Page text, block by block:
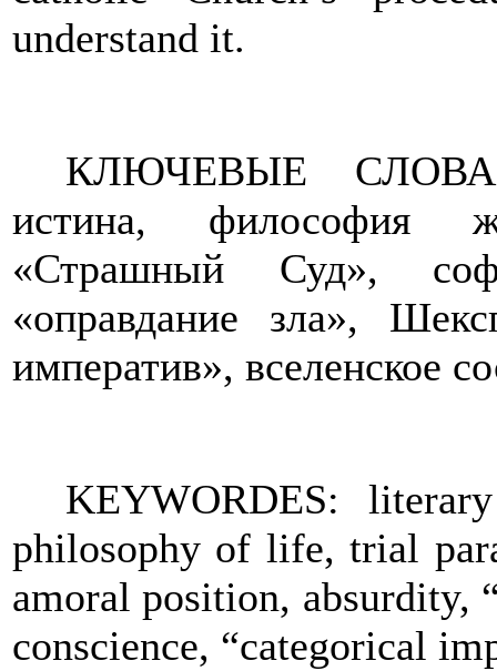
understand it.
КЛЮЧЕВЫЕ
истина, философия
«Страшный Суд»,
«оправдание зла»,
императив», вселенское
KEYWORDES:
philosophy of life, trial
amoral position, absurdity,
conscience, “categorical